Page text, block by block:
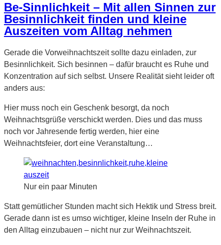
Be-Sinnlichkeit – Mit allen Sinnen zur
Besinnlichkeit finden und kleine
Auszeiten vom Alltag nehmen
Gerade die Vorweihnachtszeit sollte dazu einladen, zur
Besinnlichkeit. Sich besinnen – dafür braucht es Ruhe und
Konzentration auf sich selbst. Unsere Realität sieht leider oft
anders aus:
Hier muss noch ein Geschenk besorgt, da noch
Weihnachtsgrüße verschickt werden. Dies und das muss
noch vor Jahresende fertig werden, hier eine
Weihnachtsfeier, dort eine Veranstaltung…
Nur ein paar Minuten
Statt gemütlicher Stunden macht sich Hektik und Stress breit.
Gerade dann ist es umso wichtiger, kleine Inseln der Ruhe in
den Alltag einzubauen – nicht nur zur Weihnachtszeit.